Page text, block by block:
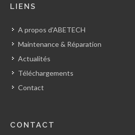
LIENS
A propos d'ABETECH
Maintenance & Réparation
Actualités
Téléchargements
Contact
CONTACT